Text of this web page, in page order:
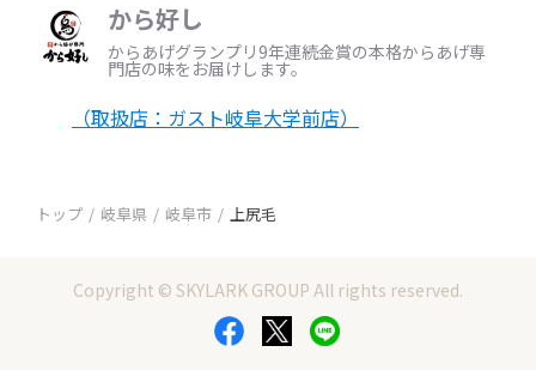
から好し
からあげグランプリ9年連続金賞の本格からあげ専
門店の味をお届けします。
（取扱店：ガスト岐阜大学前店）
トップ 岐阜県 岐阜市 上尻毛
Copyright © SKYLARK GROUP All rights reserved.